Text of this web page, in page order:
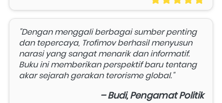
"Dengan menggali berbagai sumber penting
dan tepercaya, Trofimov berhasil menyusun
narasi yang sangat menarik dan informatif.
Buku ini memberikan perspektif baru tentang
akar sejarah gerakan terorisme global."
– Budi, Pengamat Politik